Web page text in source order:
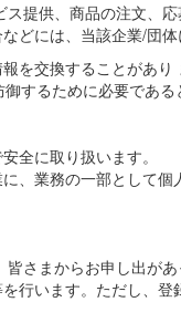
提供、商品の注文
には、当該企業/団
を交換することがあ
るために必要であ
全に取り扱います。
、業務の一部として
さまからお申し出
行います。ただし、